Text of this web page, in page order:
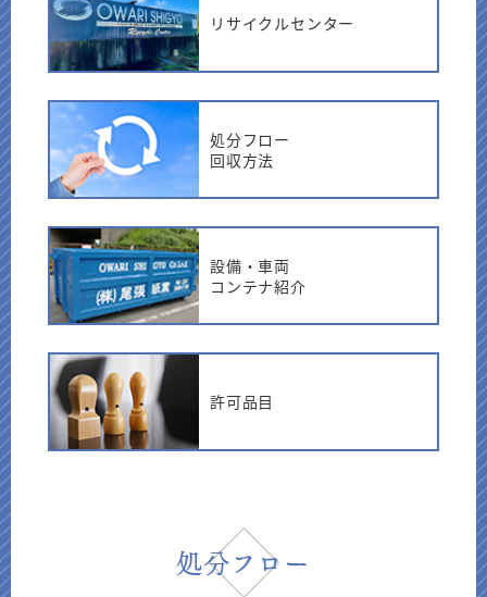
リサイクルセンター
処分フロー
回収方法
設備・車両
コンテナ紹介
許可品目
処分フロー